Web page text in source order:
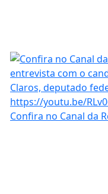
Confira no Canal da